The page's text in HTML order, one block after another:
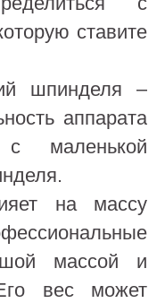
ставите
шпинделя –
аппарата
с маленькой
на массу
массой и
вес может